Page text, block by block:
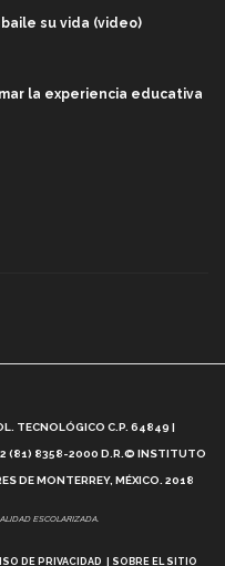
su vida (video)
la experiencia educativa
Tec? (video)
Inteligencia Artificial, Paola
TECNOLÓGICO C.P. 64849 |
(81) 8358-2000 D.R.© INSTITUTO
DE MONTERREY, MÉXICO. 2018
ESCOLARIZADA.
DE PRIVACIDAD SOBRE EL SITIO